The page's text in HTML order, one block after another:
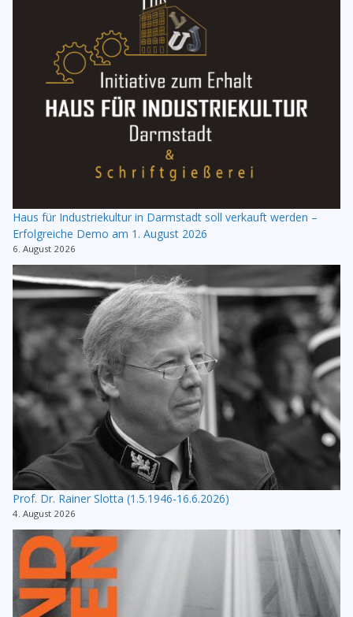
Haus für Industriekultur in Darmstadt soll verkauft werden –
Erfolgreiche Demo am 1. August 2026
6. August 2026
Prof. Dr. Rainer Slotta (1.5.1946-16.6.2026)
4. August 2026